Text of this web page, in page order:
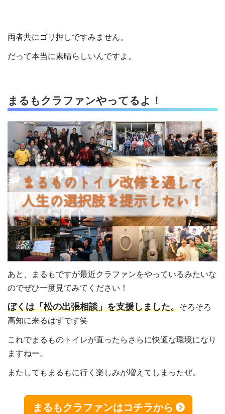
両者共にゴリ押しですみません。
だって本当に素晴らしいんですよ。
まるもクラファンやってるよ！
あと、まるもですが最近クラファンをやっているみたいな
のでぜひ一度見てみてください！
ぼくは「松の出張相談」を支援しました。そろそろ
高知に来るはずです笑
これでまるものトイレが直ったらさらに快適な環境になり
ますねー。
またしてもまるもに行く楽しみが増えてしまったぜ。
まるもクラファンはコチラから